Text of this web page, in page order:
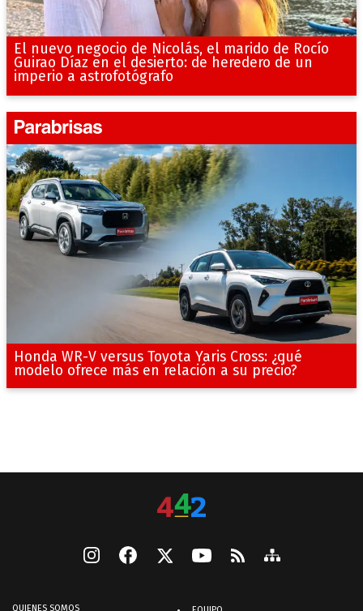
El nuevo negocio de Nicolás, el marido de Rocío
Guirao Díaz en el desierto: de heredero de un
imperio a astrofotógrafo
Honda WR-V versus Toyota Yaris Cross: ¿qué
modelo ofrece más en relación a su precio?
QUIENES SOMOS